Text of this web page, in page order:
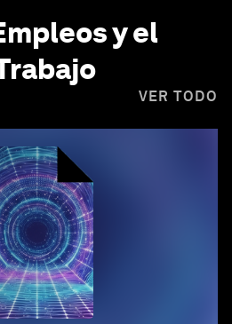
y el
VER TODO